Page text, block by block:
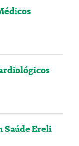
Saúde Ereli